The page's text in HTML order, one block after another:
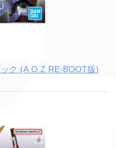
ク (A.O.Z RE-BOOT版)